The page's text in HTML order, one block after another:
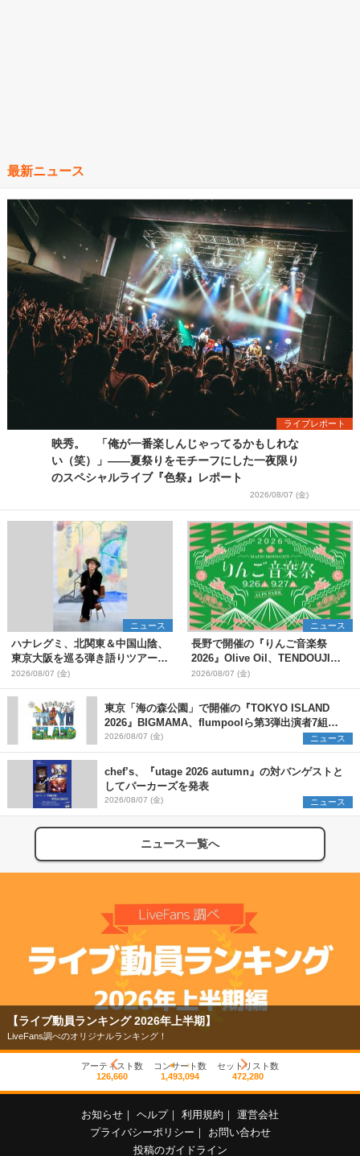
最新ニュース
ライブレポート
映秀。 「俺が一番楽しんじゃってるかもしれな
い（笑）」――夏祭りをモチーフにした一夜限り
のスペシャルライブ『色祭』レポート
2026/08/07 (金)
ニュース
ハナレグミ、北関東＆中国山陰、
東京大阪を巡る弾き語りツアー10
月より開催決定
2026/08/07 (金)
ニュース
長野で開催の『りんご音楽祭
2026』Olive Oil、TENDOUJIら
第11弾出演アーティスト（16組）
を発表
2026/08/07 (金)
東京「海の森公園」で開催の『TOKYO ISLAND
2026』BIGMAMA、flumpoolら第3弾出演者7組を
発表 ワークショップ・アート出展者を募集
2026/08/07 (金) ニュース
chef’s、『utage 2026 autumn』の対バンゲストと
してパーカーズを発表
2026/08/07 (金) ニュース
ニュース一覧へ
【ライブ動員ランキング 2026年上半期】
LiveFans調べのオリジナルランキング！
アーティスト数
126,660
コンサート数
1,493,094
セットリスト数
472,280
お知らせ ｜ ヘルプ｜ 利用規約 ｜ 運営会社
プライバシーポリシー ｜
お問い合わせ
投稿のガイドライン